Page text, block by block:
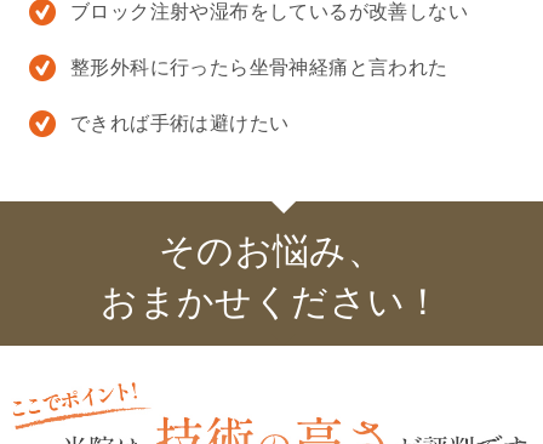
ブロック注射や湿布をしているが改善しない
整形外科に行ったら坐骨神経痛と言われた
できれば手術は避けたい
そのお悩み、
おまかせください！